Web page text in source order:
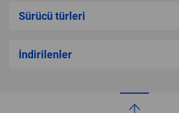
Sürücü türleri
İndirilenler